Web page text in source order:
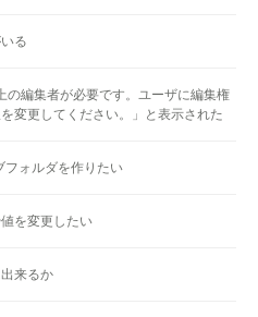
る
の編集者が必要です。ユーザに編集権
変更してください。」と表示された
フォルダを作りたい
を変更したい
来るか